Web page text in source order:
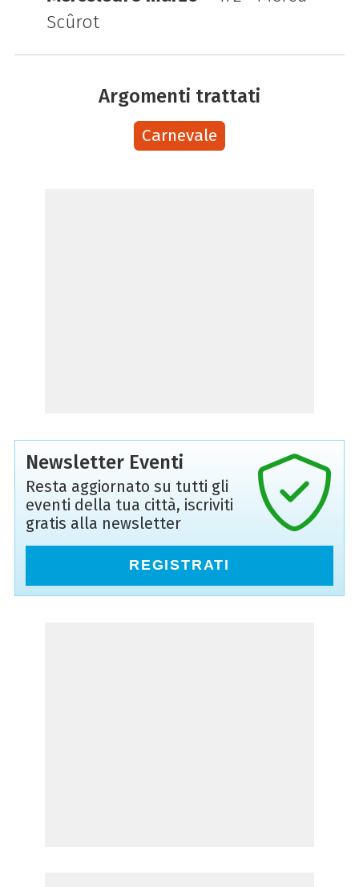
Scûrot
Argomenti trattati
Carnevale
Newsletter Eventi
Resta aggiornato su tutti gli
eventi della tua città, iscriviti
gratis alla newsletter
REGISTRATI